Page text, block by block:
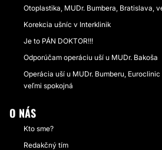
Otoplastika, MUDr. Bumbera, Bratislava,
Korekcia ušníc v Interklinik
Je to PÁN DOKTOR!!!
Odporúčam operáciu uší u MUDr. Bakoša
Operácia uší u MUDr. Bumberu,
veľmi spokojná
O NÁS
Kto sme?
Redakčný tím